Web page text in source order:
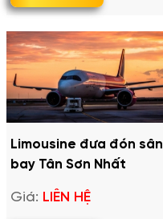
Limousine đưa đón sân
bay Tân Sơn Nhất
Giá: LIÊN HỆ